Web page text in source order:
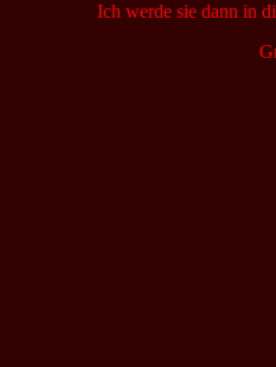
Ich werde sie dann in